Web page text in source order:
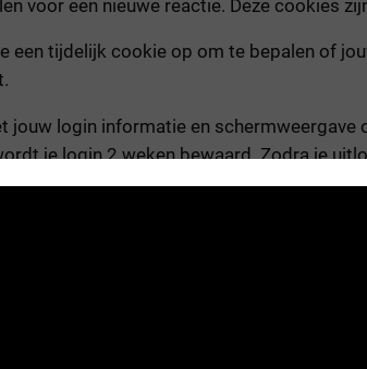
voor een nieuwe reactie. Deze cookies
een tijdelijk cookie op om te bepalen of
jouw login informatie en
je login 2 weken bewaard. Zodra je
cookie door je browser opgeslagen.
is na een dag verlopen.
websites